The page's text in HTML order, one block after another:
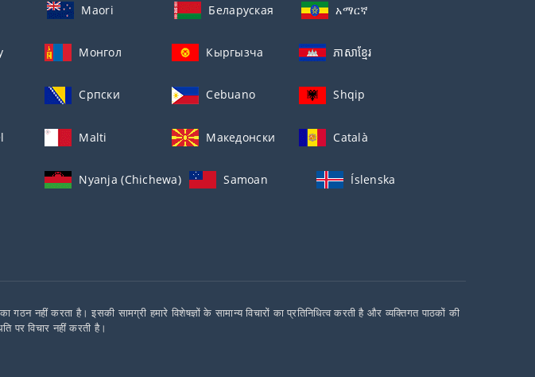
Maori Беларуская አማርኛ
Монгол Кыргызча ភាសាខ្មែរ
Српски Cebuano Shqip
Malti Македонски Català
Nyanja (Chichewa) Samoan Íslenska
नहीं करता है। इसकी सामग्री हमारे विशेषज्ञों के सामान्य विचारों का प्रतिनिधित्व करती है और व्यक्तिगत पाठकों की
पर विचार नहीं करती है।